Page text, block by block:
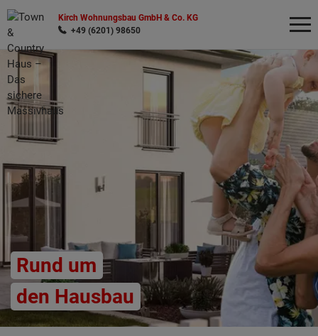
Kirch Wohnungsbau GmbH & Co. KG
+49 (6201) 98650
Rund um
den Hausbau
Wonach möchten Sie suchen?